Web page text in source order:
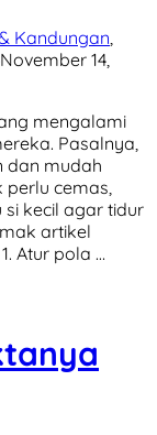
Kandungan
November 14,
mengalami
Pasalnya,
dan mudah
cemas,
kecil agar tidur
artikel
Atur pola …